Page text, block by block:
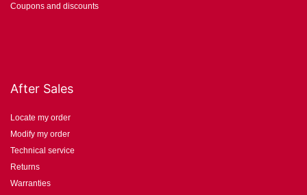
Coupons and discounts
After Sales
Locate my order
Modify my order
Technical service
Returns
Warranties